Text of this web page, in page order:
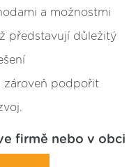
a možnostmi
představují důležitý
zároveň podpořit
firmě nebo v obci